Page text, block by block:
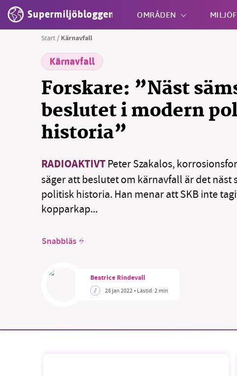
Supermiljöbloggen OMRÅDEN
Start / Kärnavfall
Kärnavfall
Forskare: ”Näst
beslutet i modern
historia”
RADIOAKTIVT Peter Szakalos,
säger att beslutet om kärnavfall är det näst
politisk historia. Han menar att SKB inte
kopparkap...
Snabbläs
Beatrice Rindevall
28 jan 2022• Lästid:2 min